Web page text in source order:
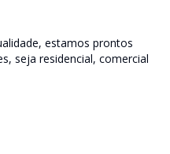
estamos prontos
seja residencial, comercial